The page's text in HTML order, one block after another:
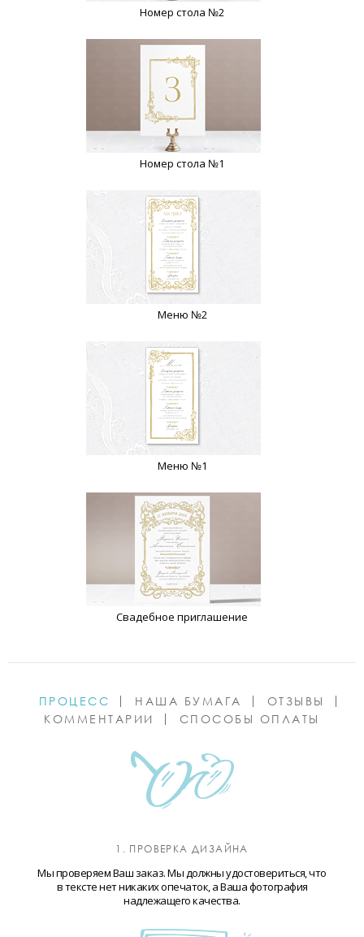
Номер стола №2
Номер стола №1
Меню №2
Меню №1
Свадебное приглашение
ПРОЦЕСС НАША БУМАГА
ОТЗЫВЫ
КОММЕНТАРИИ
СПОСОБЫ ОПЛАТЫ
1. ПРОВЕРКА ДИЗАЙНА
Мы проверяем Ваш заказ. Мы должны удостовериться, что
в тексте нет никаких опечаток, а Ваша фотография
надлежащего качества.